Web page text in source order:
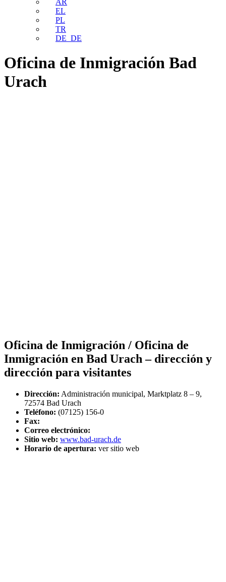
AR
EL
PL
TR
DE_DE
Oficina de Inmigración Bad
Urach
Oficina de Inmigración / Oficina de
Inmigración en Bad Urach – dirección y
dirección para visitantes
Dirección: Administración municipal, Marktplatz 8 – 9,
72574 Bad Urach
Teléfono: (07125) 156-0
Fax:
Correo electrónico:
Sitio web: www.bad-urach.de
Horario de apertura: ver sitio web